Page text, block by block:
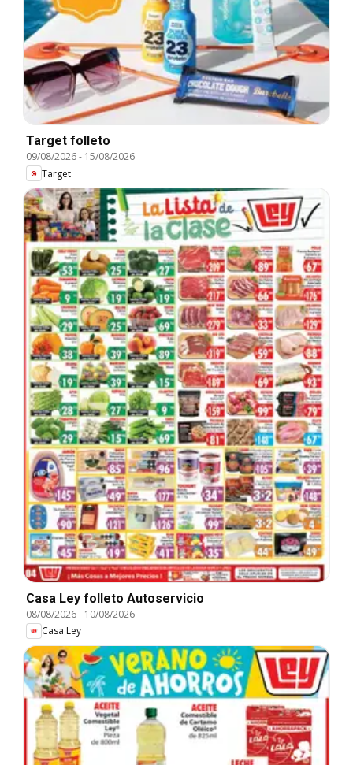
Target folleto
09/08/2026- 15/08/2026
Target
Casa Ley folleto Autoservicio
08/08/2026- 10/08/2026
Casa Ley